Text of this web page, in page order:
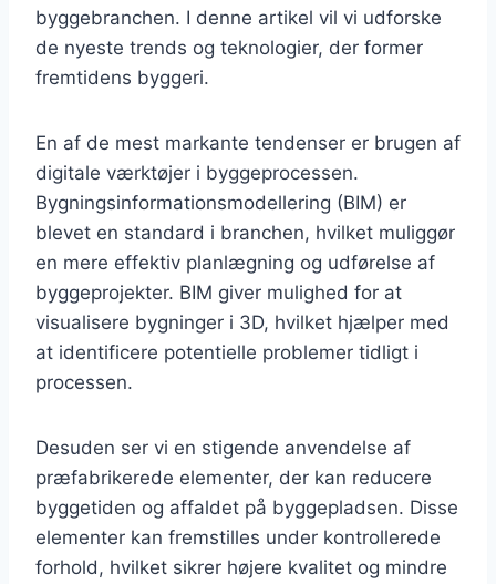
byggebranchen. I denne artikel vil vi udforske
de nyeste trends og teknologier, der former
fremtidens byggeri.
En af de mest markante tendenser er brugen af
digitale værktøjer i byggeprocessen.
Bygningsinformationsmodellering (BIM) er
blevet en standard i branchen, hvilket muliggør
en mere effektiv planlægning og udførelse af
byggeprojekter. BIM giver mulighed for at
visualisere bygninger i 3D, hvilket hjælper med
at identificere potentielle problemer tidligt i
processen.
Desuden ser vi en stigende anvendelse af
præfabrikerede elementer, der kan reducere
byggetiden og affaldet på byggepladsen. Disse
elementer kan fremstilles under kontrollerede
forhold, hvilket sikrer højere kvalitet og mindre